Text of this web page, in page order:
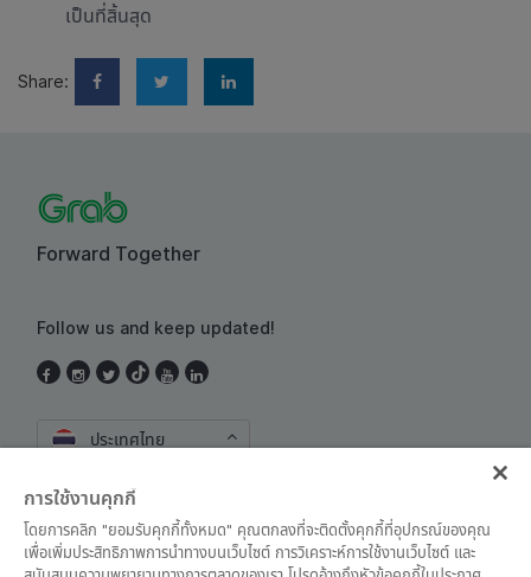
เป็นที่สิ้นสุด
Share:
Forward Together
Follow us and keep updated!
ประเทศไทย
การใช้งานคุกกี้
โดยการคลิก "ยอมรับคุกกี้ทั้งหมด" คุณตกลงที่จะติดตั้งคุกกี้ที่อุปกรณ์ของคุณ
เพื่อเพิ่มประสิทธิภาพการนำทางบนเว็บไซต์ การวิเคราะห์การใช้งานเว็บไซต์ และ